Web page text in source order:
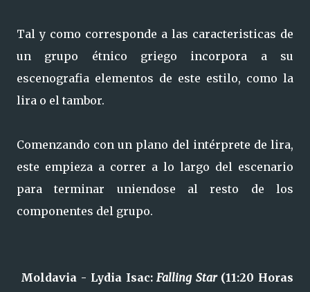
Tal y como corresponde a las caracteristicas de
un grupo étnico griego incorpora a su
escenografia elementos de este estilo, como la
lira o el tambor.
Comenzando con un plano del intérprete de lira,
este empieza a correr a lo largo del escenario
para terminar uniendose al resto de los
componentes del grupo.
Moldavia - Lydia Isac:Falling Star (11:20 Horas